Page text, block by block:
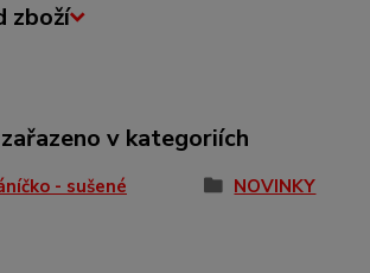
zboží
v kategoriích
- sušené NOVINKY